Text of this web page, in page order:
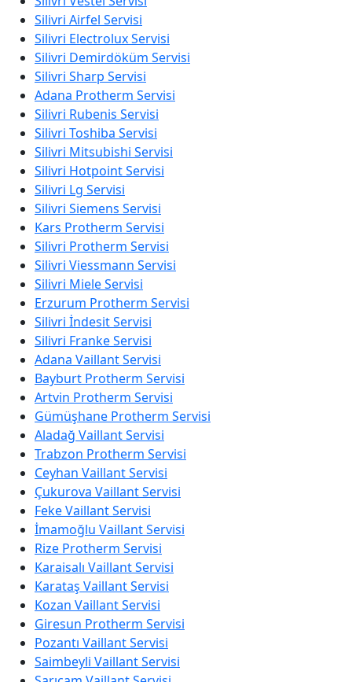
Silivri Airfel Servisi
Silivri Electrolux Servisi
Silivri Demirdöküm Servisi
Silivri Sharp Servisi
Adana Protherm Servisi
Silivri Rubenis Servisi
Silivri Toshiba Servisi
Silivri Mitsubishi Servisi
Silivri Hotpoint Servisi
Silivri Lg Servisi
Silivri Siemens Servisi
Kars Protherm Servisi
Silivri Protherm Servisi
Silivri Viessmann Servisi
Silivri Miele Servisi
Erzurum Protherm Servisi
Silivri İndesit Servisi
Silivri Franke Servisi
Adana Vaillant Servisi
Bayburt Protherm Servisi
Artvin Protherm Servisi
Gümüşhane Protherm Servisi
Aladağ Vaillant Servisi
Trabzon Protherm Servisi
Ceyhan Vaillant Servisi
Çukurova Vaillant Servisi
Feke Vaillant Servisi
İmamoğlu Vaillant Servisi
Rize Protherm Servisi
Karaisalı Vaillant Servisi
Karataş Vaillant Servisi
Kozan Vaillant Servisi
Giresun Protherm Servisi
Pozantı Vaillant Servisi
Saimbeyli Vaillant Servisi